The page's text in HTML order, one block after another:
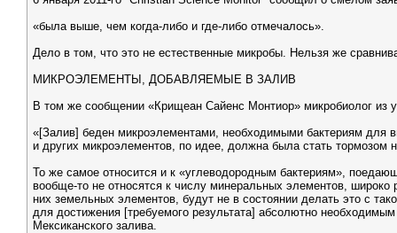
«была выше, чем когда-либо и где-либо отмечалось».
Дело в том, что это не естественные микробы. Нельзя же
МИКРОЭЛЕМЕНТЫ, ДОБАВЛЯЕМЫЕ В ЗАЛИВ
В том же сообщении «Крищеан Сайенс Монтиор» микробиолог из
«[Залив] беден микроэлементами, необходимыми бактериям для
и других микроэлементов, по идее, должна была стать тормозом
То же самое относится и к «углеводородным бактериям»,
вообще-то не относятся к числу минеральных элементов,
них земельных элементов, будут не в состоянии делать это с
для достижения [требуемого результата] абсолютно
Мексиканского залива.